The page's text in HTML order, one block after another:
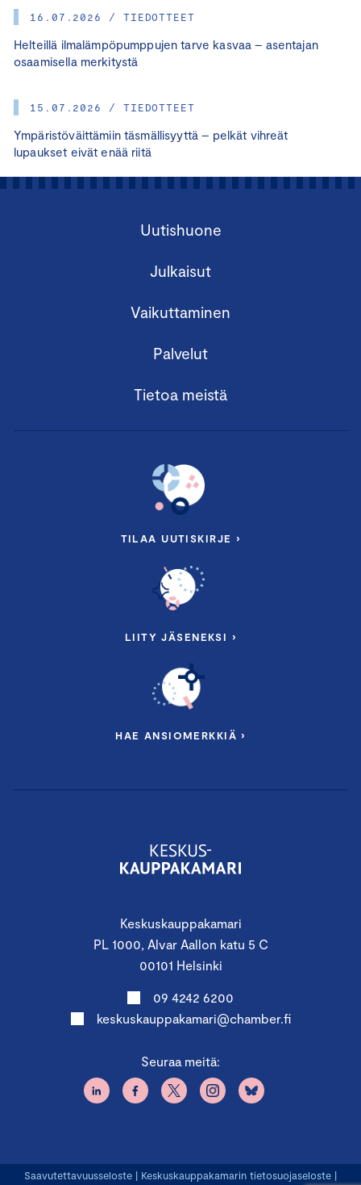
16.07.2026 / TIEDOTTEET
Helteillä ilmalämpöpumppujen tarve kasvaa – asentajan
osaamisella merkitystä
15.07.2026 / TIEDOTTEET
Ympäristöväittämiin täsmällisyyttä – pelkät vihreät
lupaukset eivät enää riitä
Keskuskauppakamari
PL 1000, Alvar Aallon katu 5 C
00101 Helsinki
09 4242 6200
keskuskauppakamari@chamber.fi
Seuraa meitä:
Uutishuone
Julkaisut
Vaikuttaminen
Palvelut
Tietoa meistä
TILAA UUTISKIRJE ›
LIITY JÄSENEKSI ›
HAE ANSIOMERKKIÄ ›
Saavutettavuusseloste | Keskuskauppakamarin tietosuojaseloste |